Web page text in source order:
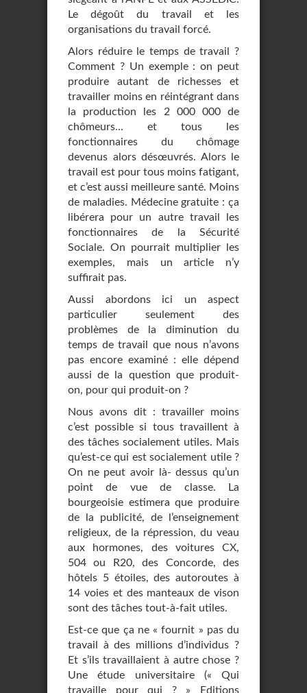
Le dégoût du travail et les
organisations du travail forcé.
Alors réduire le temps de travail ?
Comment ? Un exemple : on peut
produire autant de richesses et
travailler moins en réintégrant dans
la production les 2 000 000 de
chômeurs... et tous les
fonctionnaires du chômage
devenus alors désœuvrés. Alors le
travail est pour tous moins fatigant,
et c’est aussi meilleure santé. Moins
de maladies. Médecine gratuite : ça
libérera pour un autre travail les
fonctionnaires de la Sécurité
Sociale. On pourrait multiplier les
exemples, mais un article n’y
suffirait pas.
Aussi abordons ici un aspect
particulier seulement des
problèmes de la diminution du
temps de travail que nous n’avons
pas encore examiné : elle dépend
aussi de la question que produit-
on, pour qui produit-on ?
Nous avons dit : travailler moins
c’est possible si tous travaillent à
des tâches socialement utiles. Mais
qu’est-ce qui est socialement utile ?
On ne peut avoir là- dessus qu’un
point de vue de classe. La
bourgeoisie estimera que produire
de la publicité, de l’enseignement
religieux, de la répression, du veau
aux hormones, des voitures CX,
504 ou R20, des Concorde, des
hôtels 5 étoiles, des autoroutes à
14 voies et des manteaux de vison
sont des tâches tout-à-fait utiles.
Est-ce que ça ne « fournit » pas du
travail à des millions d’individus ?
Et s’ils travaillaient à autre chose ?
Une étude universitaire (« Qui
travaille pour qui ? » Editions